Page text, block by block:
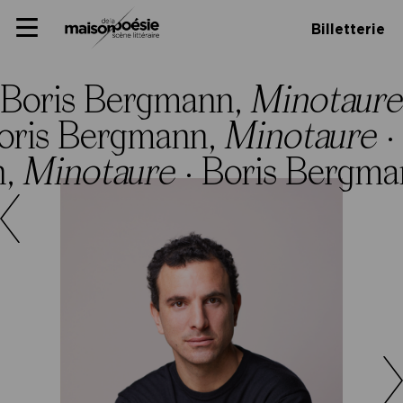
Panneau de gestion des cookies
to
Primary
Billetterie
Boris Bergmann, Minotaure
Bergmann, Minotaure ·
Minotaure·Boris